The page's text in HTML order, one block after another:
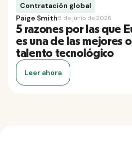
Contratación global
Paige Smith5 de junio de 2026
5 razones por las que
es una de las mejores
talento tecnológico
Leer ahora